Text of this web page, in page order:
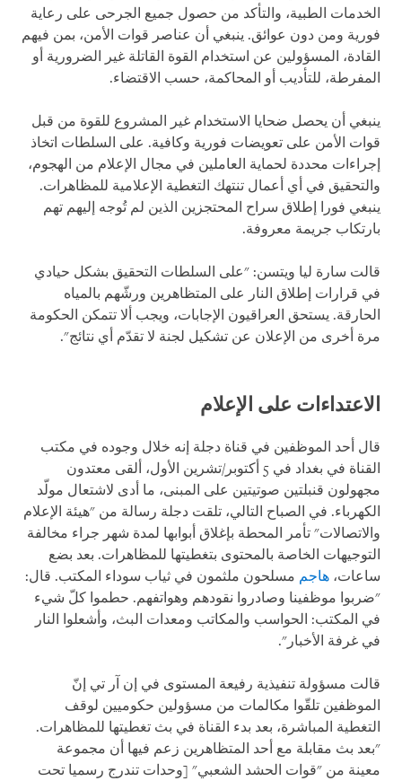
الخدمات الطبية، والتأكد من حصول جميع الجرحى على رعاية
فورية ومن دون عوائق. ينبغي أن عناصر قوات الأمن، بمن فيهم
القادة، المسؤولين عن استخدام القوة القاتلة غير الضرورية أو
المفرطة، للتأديب أو المحاكمة، حسب الاقتضاء.
ينبغي أن يحصل ضحايا الاستخدام غير المشروع للقوة من قبل
قوات الأمن على تعويضات فورية وكافية. على السلطات اتخاذ
إجراءات محددة لحماية العاملين في مجال الإعلام من الهجوم،
والتحقيق في أي أعمال تنتهك التغطية الإعلامية للمظاهرات.
ينبغي فورا إطلاق سراح المحتجزين الذين لم تُوجه إليهم تهم
بارتكاب جريمة معروفة.
قالت سارة ليا ويتسن: "على السلطات التحقيق بشكل حيادي
في قرارات إطلاق النار على المتظاهرين ورشّهم بالمياه
الحارقة. يستحق العراقيون الإجابات، ويجب ألا تتمكن الحكومة
مرة أخرى من الإعلان عن تشكيل لجنة لا تقدّم أي نتائج".
الاعتداءات على الإعلام
قال أحد الموظفين في قناة دجلة إنه خلال وجوده في مكتب
القناة في بغداد في 5 أكتوبر/تشرين الأول، ألقى معتدون
مجهولون قنبلتين صوتيتين على المبنى، ما أدى لاشتعال مولّد
الكهرباء. في الصباح التالي، تلقت دجلة رسالة من "هيئة الإعلام
والاتصالات" تأمر المحطة بإغلاق أبوابها لمدة شهر جراء مخالفة
التوجيهات الخاصة بالمحتوى بتغطيتها للمظاهرات. بعد بضع
ساعات، هاجم مسلحون ملثمون في ثياب سوداء المكتب. قال:
"ضربوا موظفينا وصادروا نقودهم وهواتفهم. حطموا كلّ شيء
في المكتب: الحواسب والمكاتب ومعدات البث، وأشعلوا النار
في غرفة الأخبار".
قالت مسؤولة تنفيذية رفيعة المستوى في إن آر تي إنّ
الموظفين تلقّوا مكالمات من مسؤولين حكوميين لوقف
التغطية المباشرة، بعد بدء القناة في بث تغطيتها للمظاهرات.
"بعد بث مقابلة مع أحد المتظاهرين زعم فيها أن مجموعة
معينة من "قوات الحشد الشعبي" [وحدات تندرج رسميا تحت